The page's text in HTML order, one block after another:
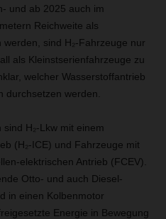
und ab 2025 auch im
Reichweite als
sind H₂-Fahrzeuge nur
als Kleinstserienfahrzeuge zu
welcher Wasserstoffantrieb
durchsetzen werden.
H₂-Lkw mit einem
(H₂-ICE) und Fahrzeuge mit
elektrischen Antrieb (FCEV).
Otto- und auch Diesel-
in einen Kolbenmotor
Energie in Bewegung